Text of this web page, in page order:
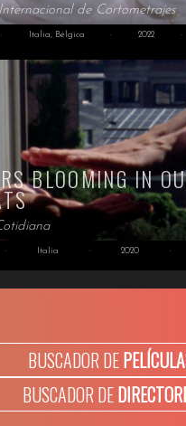
de Cortometrajes
· Italia, Bélgica · 2022 ·
BLOOMING IN
· Italia · 2020 ·
BUSCADOR DE
BUSCADOR DE